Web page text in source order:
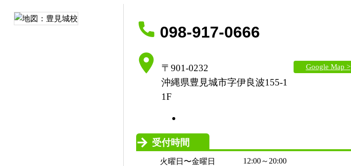
098-917-0666
〒901-0232
沖縄県豊見城市字伊良波155-1
1F
Google Map >
受付時間
火曜日〜金曜日
12:00～20:00